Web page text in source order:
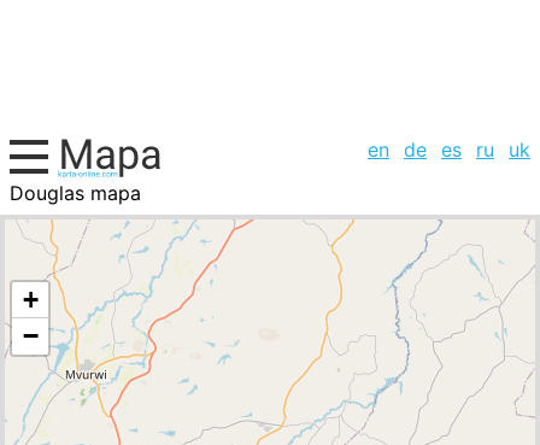
en de es ru
uk
Douglas mapa
, la lista de ciudades
+
−